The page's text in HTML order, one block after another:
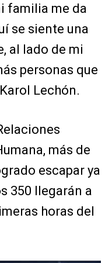
familia me da
se siente una
al lado de mi
personas que
Lechón.
más de
escapar ya
350 llegarán a
horas del